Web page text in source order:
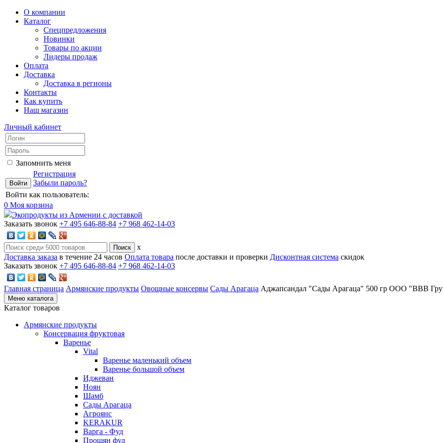
О компании
Каталог
Спецпредложения
Новинки
Товары по акции
Лидеры продаж
Оплата
Доставка
Доставка в регионы
Контакты
Как купить
Наш магазин
Личный кабинет
Запомнить меня
Регистрация
Забыли пароль?
Войти как пользователь:
0 Моя корзина
Экопродукты из Армении с доставкой
Заказать звонок +7 495 646-88-84 +7 968 462-14-03
x
Доставка заказа в течение 24 часов Оплата товара после доставки и проверки Дисконтная система скидок
Заказать звонок +7 495 646-88-84 +7 968 462-14-03
Главная страница Армянские продукты Овощные консервы Сады Арагаца Аджапсандал "Сады Арагаца" 500 гр ООО "ВВВ
Меню каталога
Каталог товаров
Армянские продукты
Консервация фруктовая
Варенье
Vital
Варенье маленький объем
Варенье большой объем
Иджеван
Ноян
Шамб
Сады Арагаца
Агроянс
KERAKUR
Варга - Фуд
Прошян фуд